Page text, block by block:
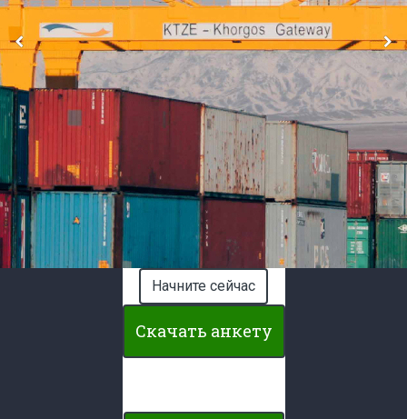
Начните сейчас
Скачать анкету